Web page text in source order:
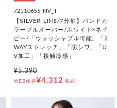
725106SS-NV_T
【SILVER LINE/7分袖】バンドカ
ラープルオーバー/ホワイト×ネイ
ビー/「ウォッシャブル可能」「2
WAYストレッチ」「防シワ」「U
V加工」「接触冷感」
¥5,390
WEB価格¥4,312 税込